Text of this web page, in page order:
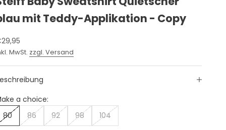
mit Teddy-Applikation - Copy
MwSt. zzgl. Versand
a choice:
80
86 92 98 104